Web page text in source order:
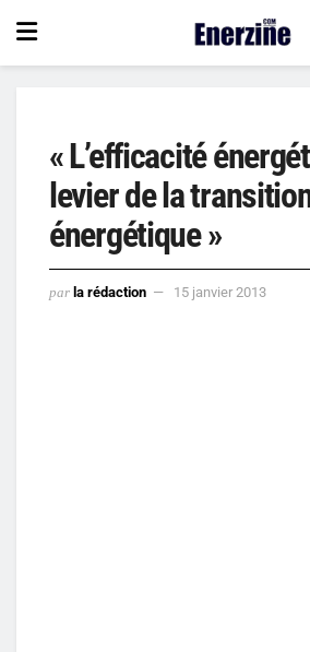
« L’efficacité
levier de la
énergétique »
par la rédaction 15 janvier 2013